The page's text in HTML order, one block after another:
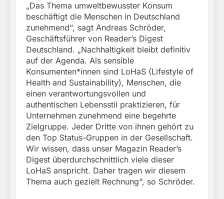
„Das Thema umweltbewusster Konsum
beschäftigt die Menschen in Deutschland
zunehmend“, sagt Andreas Schröder,
Geschäftsführer von Reader’s Digest
Deutschland. „Nachhaltigkeit bleibt definitiv
auf der Agenda. Als sensible
Konsumenten*innen sind LoHaS (Lifestyle of
Health and Sustainability), Menschen, die
einen verantwortungsvollen und
authentischen Lebensstil praktizieren, für
Unternehmen zunehmend eine begehrte
Zielgruppe. Jeder Dritte von ihnen gehört zu
den Top Status-Gruppen in der Gesellschaft.
Wir wissen, dass unser Magazin Reader’s
Digest überdurchschnittlich viele dieser
LoHaS anspricht. Daher tragen wir diesem
Thema auch gezielt Rechnung“, so Schröder.